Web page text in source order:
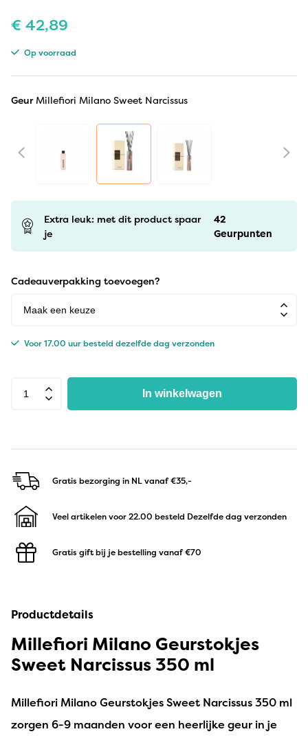
€ 42,89
Op voorraad
Geur Millefiori Milano Sweet Narcissus
Extra leuk: met dit product spaar
je
42
Geurpunten
Cadeauverpakking toevoegen?
Voor 17.00 uur besteld dezelfde dag verzonden
In winkelwagen
Gratis bezorging in NLvanaf €35,-
Veel artikelen voor 22.00 besteld Dezelfde dag verzonden
Gratis gift bij je bestelling vanaf €70
Productdetails
Millefiori Milano Geurstokjes
Sweet Narcissus 350 ml
Millefiori Milano Geurstokjes Sweet Narcissus 350 ml
zorgen 6-9 maanden voor een heerlijke geur in je